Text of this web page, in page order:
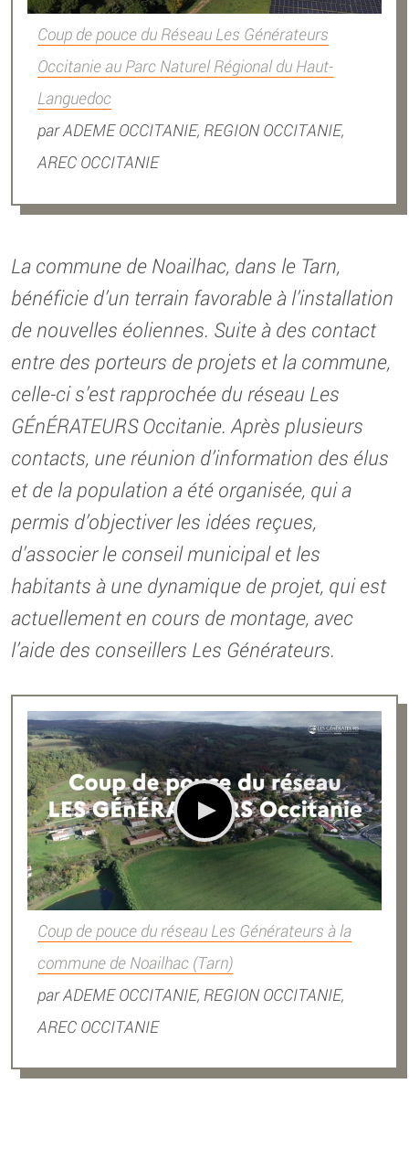
Coup de pouce du Réseau Les Générateurs
Occitanie au Parc Naturel Régional du Haut-
Languedoc
parADEME OCCITANIE, REGION OCCITANIE,
AREC OCCITANIE
La commune de Noailhac, dans le Tarn,
bénéficie d’un terrain favorable à l’installation
de nouvelles éoliennes. Suite à des contact
entre des porteurs de projets et la commune,
celle-ci s’est rapprochée du réseau Les
GÉnÉRATEURS Occitanie. Après plusieurs
contacts, une réunion d’information des élus
et de la population a été organisée, qui a
permis d’objectiver les idées reçues,
d’associer le conseil municipal et les
habitants à une dynamique de projet, qui est
actuellement en cours de montage, avec
l’aide des conseillers Les Générateurs.
Coup de pouce du réseau Les Générateurs à la
commune de Noailhac (Tarn)
parADEME OCCITANIE, REGION OCCITANIE,
AREC OCCITANIE